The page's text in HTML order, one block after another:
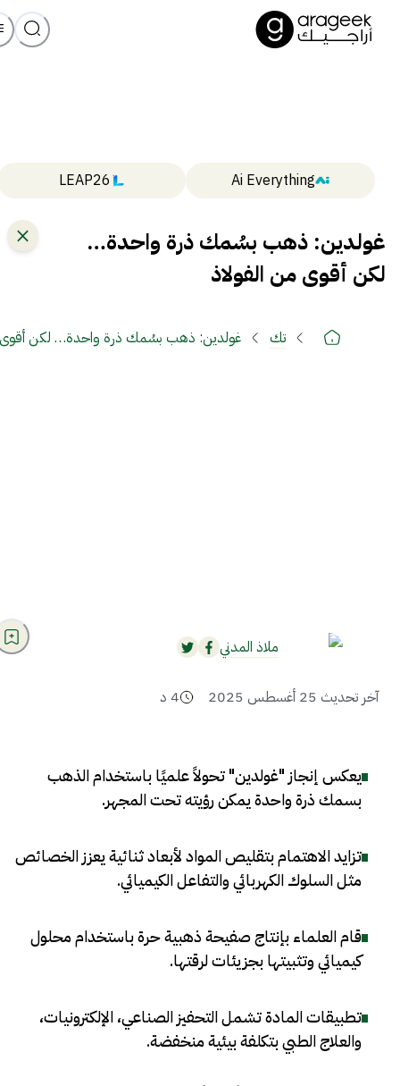
Ai Everything
LEAP26
غولدين: ذهب بسُمك ذرة واحدة…
لكن أقوى من الفولاذ
تك غولدين: ذهب بسُمك ذرة واحدة… لكن أقوى
ملاذ المدني
آخر تحديث 25 أغسطس 2025 4 د
يعكس إنجاز "غولدين" تحولاً علميًا باستخدام الذهب
بسمك ذرة واحدة يمكن رؤيته تحت المجهر.
تزايد الاهتمام بتقليص المواد لأبعاد ثنائية يعزز الخصائص
مثل السلوك الكهربائي والتفاعل الكيميائي.
قام العلماء بإنتاج صفيحة ذهبية حرة باستخدام محلول
كيميائي وتثبيتها بجزيئات لرقتها.
تطبيقات المادة تشمل التحفيز الصناعي، الإلكترونيات،
والعلاج الطبي بتكلفة بيئية منخفضة.